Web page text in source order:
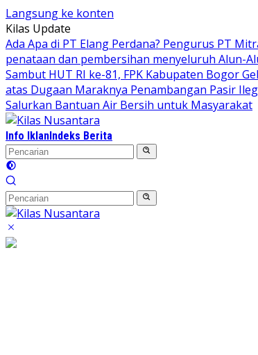
Langsung ke konten
Kilas Update
Ada Apa di PT Elang Perdana? Pengurus PT
penataan dan pembersihan menyeluruh Alun-
Sambut HUT RI ke-81, FPK Kabupaten Bogor
atas Dugaan Maraknya Penambangan Pasir
Salurkan Bantuan Air Bersih untuk Masyarakat
Info IklanIndeks Berita